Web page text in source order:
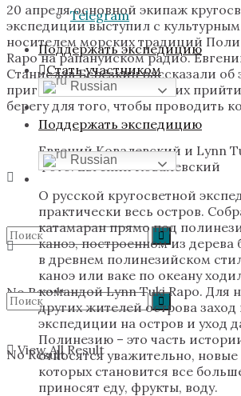
Поддержать экспедицию
Russian
No Result
View All Result
Telegram
Стать участником
Поддержать экспедицию
Russian
No Result
20 апреля основной экипаж
экспедиции выступил с
носителем морских традиций
Rapo на рапануйском радио.
Станислав Берёзкин рассказали об
пригласили всех желающих
берегу для того, чтобы проводить
Евгений Ковалевский и Lynn
Фото: Евгений Ковалевский
О русской кругосветной
практически весь остров.
катамаран прямо под
каноэ, построенном из дерева
в древнем полинезийском
каноэ или ваке по океану
командой Lynn Tuki Rapo. Для
других жителей острова
экспедиции на остров и уход
Полинезию – это часть
относятся уважительно,
которых становится все
приносят еду, фрукты, воду.